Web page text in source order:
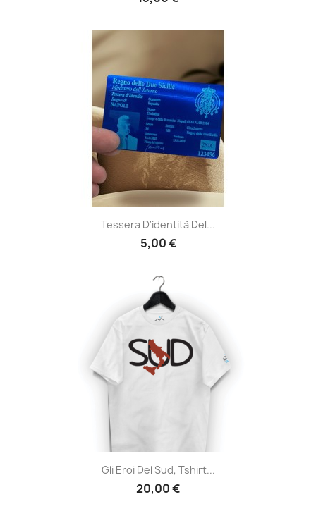
Tessera D'identità Del...
5,00 €
Gli Eroi Del Sud, Tshirt...
20,00 €